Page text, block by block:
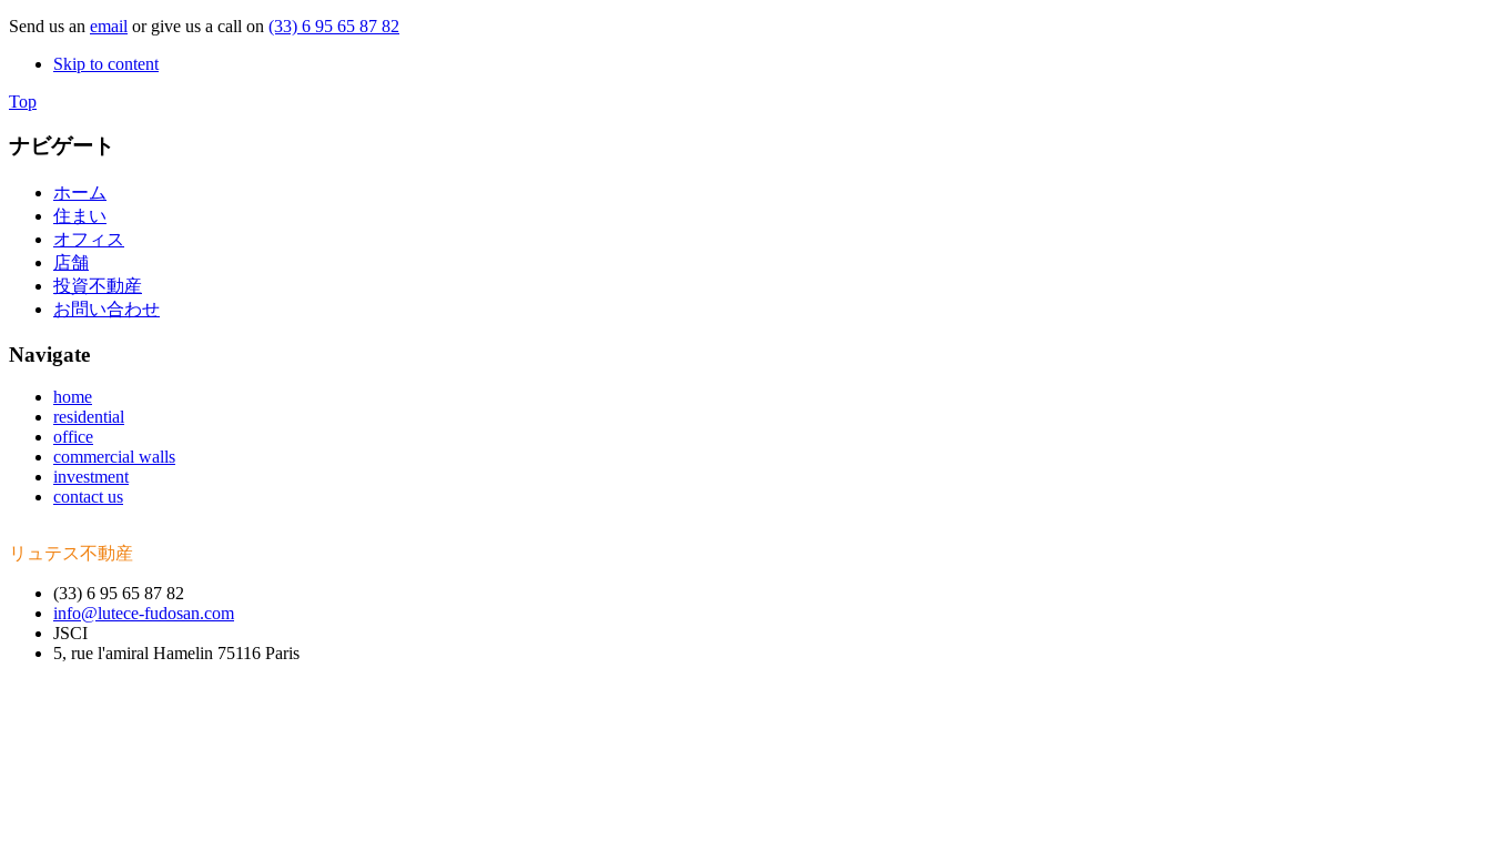
Send us an email or give us a call on (33) 6 95 65 87 82
Skip to content
Top
ナビゲート
ホーム
住まい
オフィス
店舗
投資不動産
お問い合わせ
Navigate
home
residential
office
commercial walls
investment
contact us
リュテス不動産
(33) 6 95 65 87 82
info@lutece-fudosan.com
JSCI
5, rue l'amiral Hamelin 75116 Paris